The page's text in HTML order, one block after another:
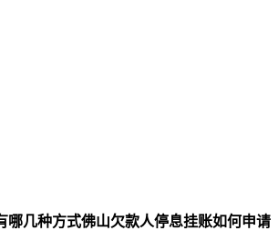
哪几种方式佛山欠款人停息挂账如何申请